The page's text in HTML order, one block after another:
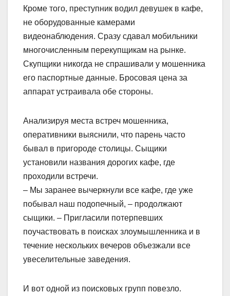
Кроме того, преступник водил девушек в кафе,
не оборудованные камерами
видеонаблюдения. Сразу сдавал мобильники
многочисленным перекупщикам на рынке.
Скупщики никогда не спрашивали у мошенника
его паспортные данные. Бросовая цена за
аппарат устраивала обе стороны.
Анализируя места встреч мошенника,
оперативники выяснили, что парень часто
бывал в пригороде столицы. Сыщики
установили названия дорогих кафе, где
проходили встречи.
– Мы заранее вычеркнули все кафе, где уже
побывал наш подопечный, – продолжают
сыщики. – Пригласили потерпевших
поучаствовать в поисках злоумышленника и в
течение нескольких вечеров объезжали все
увеселительные заведения.
И вот одной из поисковых групп повезло.